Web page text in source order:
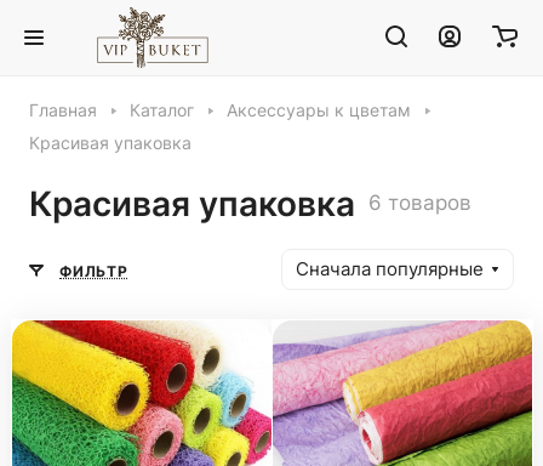
Главная Каталог
Аксессуары к цветам
Красивая упаковка
Красивая упаковка 6 товаров
ФИЛЬТР Сначала популярные